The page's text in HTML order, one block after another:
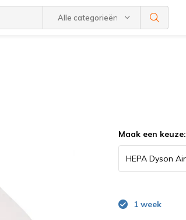
Alle categorieën
Maak een keuze:
1 week